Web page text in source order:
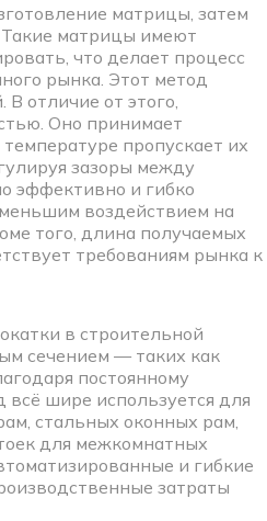
матрицы, затем
Такие матрицы имеют
что делает процесс
рынка. Этот метод
отличие от этого,
Оно принимает
пропускает их
зазоры между
эффективно и гибко
воздействием на
того, длина получаемых
требованиям рынка к
в строительной
сечением — таких как
постоянному
шире используется для
стальных оконных рам,
для межкомнатных
и гибкие
затраты